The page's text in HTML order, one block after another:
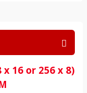
x 16 or 256 x 8)